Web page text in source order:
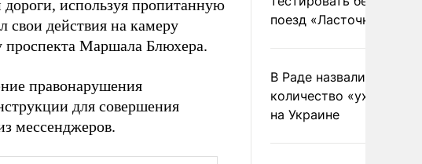
используя пропитанную
свои действия на камеру
проспекта Маршала Блюхера.
правонарушения
для совершения
мессенджеров.
поезд «Ласточка»
В Раде назвали
количество
на Украине